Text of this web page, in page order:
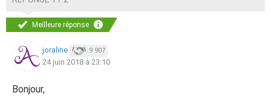
Meilleure réponse
joraline 9 907
24 juin 2018 à 23:10
Bonjour,